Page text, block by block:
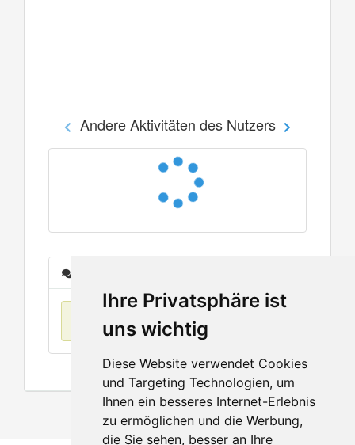
Ihre Privatsphäre ist
uns wichtig
Diese Website verwendet Cookies
und Targeting Technologien, um
Ihnen ein besseres Internet-Erlebnis
zu ermöglichen und die Werbung,
die Sie sehen, besser an Ihre
Andere Aktivitäten des Nutzers
Keine Einträge